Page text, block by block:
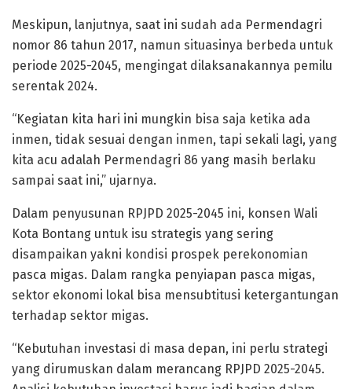
Meskipun, lanjutnya, saat ini sudah ada Permendagri
nomor 86 tahun 2017, namun situasinya berbeda untuk
periode 2025-2045, mengingat dilaksanakannya pemilu
serentak 2024.
“Kegiatan kita hari ini mungkin bisa saja ketika ada
inmen, tidak sesuai dengan inmen, tapi sekali lagi, yang
kita acu adalah Permendagri 86 yang masih berlaku
sampai saat ini,” ujarnya.
Dalam penyusunan RPJPD 2025-2045 ini, konsen Wali
Kota Bontang untuk isu strategis yang sering
disampaikan yakni kondisi prospek perekonomian
pasca migas. Dalam rangka penyiapan pasca migas,
sektor ekonomi lokal bisa mensubtitusi ketergantungan
terhadap sektor migas.
“Kebutuhan investasi di masa depan, ini perlu strategi
yang dirumuskan dalam merancang RPJPD 2025-2045.